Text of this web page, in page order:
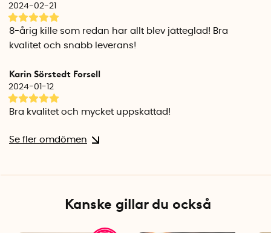
Specifikationer
Fotboll storlek: 5
Officiell storlek och vikt
Omkrets: 70 cm
Batteri: 2 uppsättningar med 3 st LR44/AG13 batterier ingår
2024-02-21
8-årig kille som redan har allt blev jätteglad! Bra
kvalitet och snabb leverans!
Karin Sörstedt Forsell
2024-01-12
Bra kvalitet och mycket uppskattad!
Se fler omdömen
Kanske gillar du också